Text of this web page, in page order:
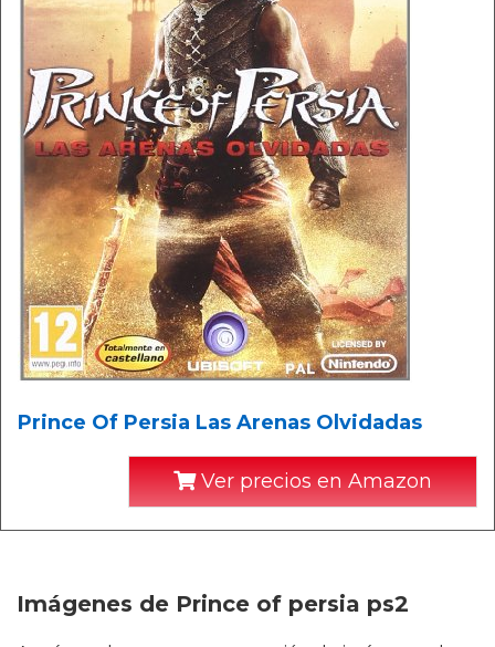
Prince Of Persia Las Arenas Olvidadas
Ver precios en Amazon
Imágenes de Prince of persia ps2